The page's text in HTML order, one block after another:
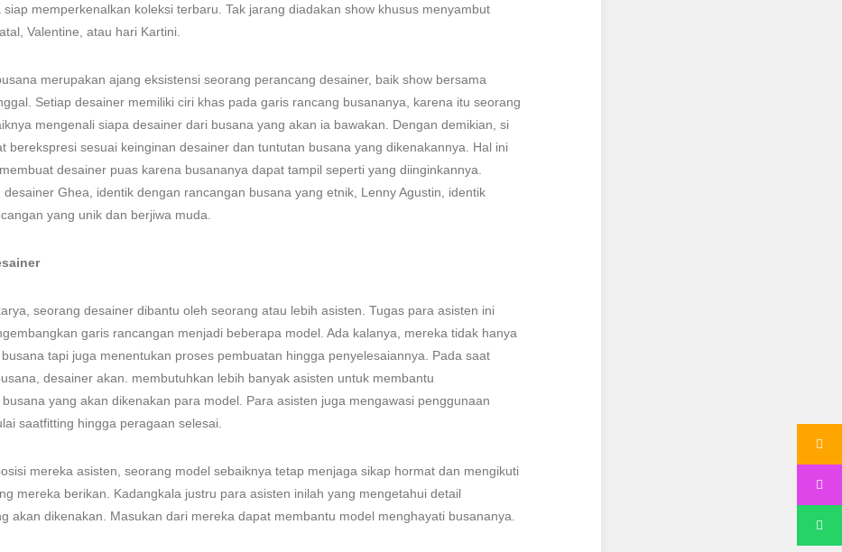
siap memperkenalkan koleksi terbaru. Tak jarang diadakan show khusus menyambut
Valentine, atau hari Kartini.
merupakan ajang eksistensi seorang perancang desainer, baik show bersama
Setiap desainer memiliki ciri khas pada garis rancang busananya, karena itu seorang
mengenali siapa desainer dari busana yang akan ia bawakan. Dengan demikian, si
berekspresi sesuai keinginan desainer dan tuntutan busana yang dikenakannya. Hal ini
desainer puas karena busananya dapat tampil seperti yang diinginkannya.
desainer Ghea, identik dengan rancangan busana yang etnik, Lenny Agustin, identik
yang unik dan berjiwa muda.
seorang desainer dibantu oleh seorang atau lebih asisten. Tugas para asisten ini
garis rancangan menjadi beberapa model. Ada kalanya, mereka tidak hanya
tapi juga menentukan proses pembuatan hingga penyelesaiannya. Pada saat
desainer akan. membutuhkan lebih banyak asisten untuk membantu
busana yang akan dikenakan para model. Para asisten juga mengawasi penggunaan
saatfitting hingga peragaan selesai.
mereka asisten, seorang model sebaiknya tetap menjaga sikap hormat dan mengikuti
mereka berikan. Kadangkala justru para asisten inilah yang mengetahui detail
akan dikenakan. Masukan dari mereka dapat membantu model menghayati busananya.